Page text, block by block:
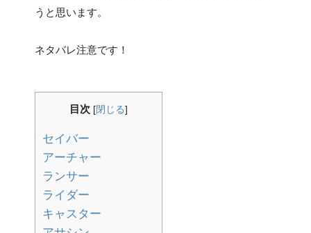
うと思います。
ネタバレ注意です！
目次 [閉じる]
セイバー
アーチャー
ランサー
ライダー
キャスター